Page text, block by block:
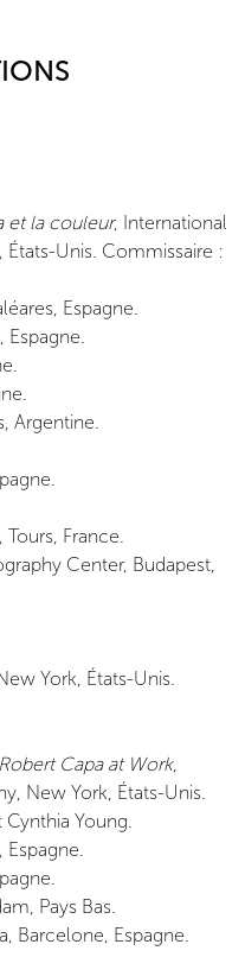
et la couleur, International
Unis. Commissaire :
Espagne.
Espagne.
Argentine.
France.
Center, Budapest,
York, États-Unis.
Capa at Work,
New York, États-Unis.
Young.
Espagne.
Pays Bas.
Barcelone, Espagne.